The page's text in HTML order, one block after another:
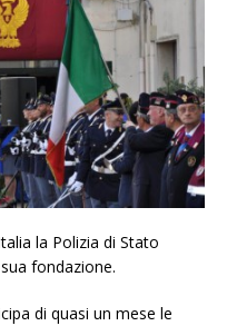
la Polizia di Stato
fondazione.
di quasi un mese le